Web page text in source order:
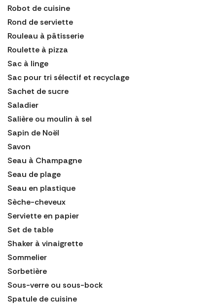
Robot de cuisine
Rond de serviette
Rouleau à pâtisserie
Roulette à pizza
Sac à linge
Sac pour tri sélectif et recyclage
Sachet de sucre
Saladier
Salière ou moulin à sel
Sapin de Noël
Savon
Seau à Champagne
Seau de plage
Seau en plastique
Sèche-cheveux
Serviette en papier
Set de table
Shaker à vinaigrette
Sommelier
Sorbetière
Sous-verre ou sous-bock
Spatule de cuisine